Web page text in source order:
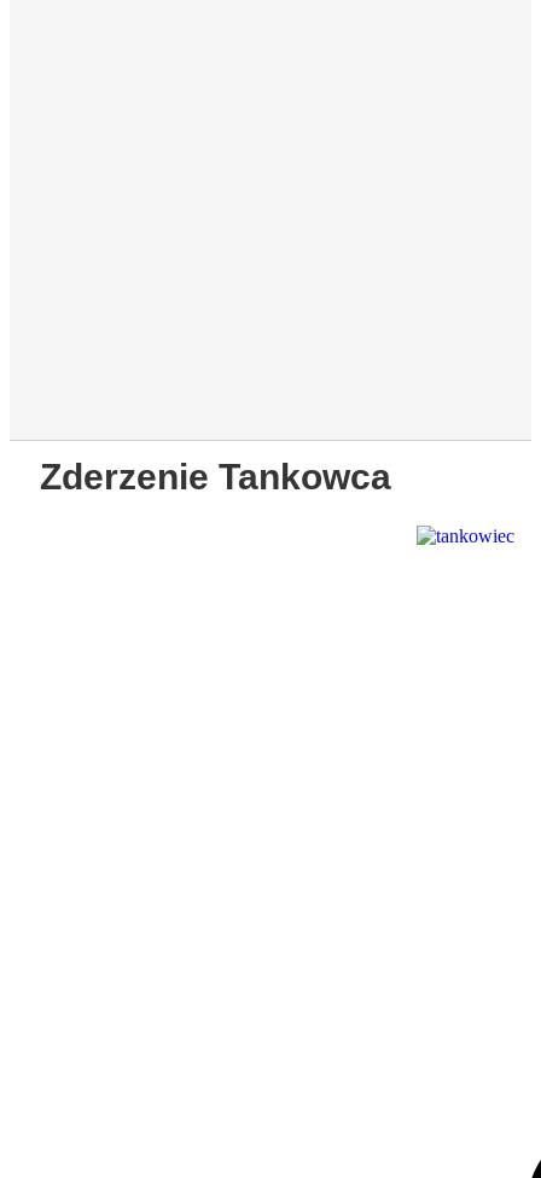
Zderzenie Tankowca